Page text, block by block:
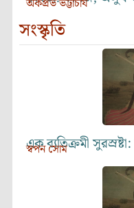
অর্কপ্রভ ভট্টাচার্য
সংস্কৃতি
এক ব্যতিক্রমী
স্বপন সোম